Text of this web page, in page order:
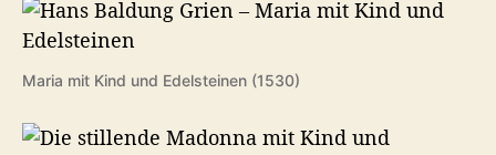
Maria mit Kind und Edelsteinen (1530)